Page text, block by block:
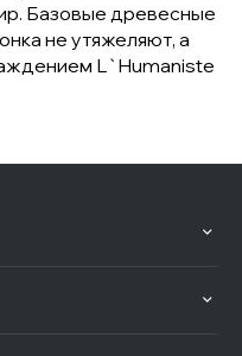
Базовые древесные
не утяжеляют, а
L`Humaniste